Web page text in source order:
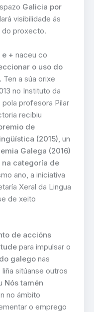
Galicia por
visibilidade ás
do proxecto.
e + naceu co
o uso do
a súa orixe
no Instituto da
pola profesora Pilar
recibiu
de
(2015) , un
Galega (2016)
na categoría de
ano, a iniciativa
Xeral da Lingua
de xeito
de accións
para impulsar o
galego nas
sitúanse outros
Nós tamén
no ámbito
o emprego